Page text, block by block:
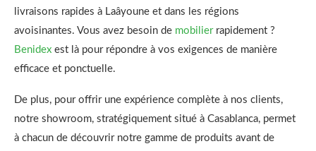
livraisons rapides à Laâyoune et dans les régions
avoisinantes. Vous avez besoin de mobilier rapidement ?
Benidex est là pour répondre à vos exigences de manière
efficace et ponctuelle.
De plus, pour offrir une expérience complète à nos clients,
notre showroom, stratégiquement situé à Casablanca, permet
à chacun de découvrir notre gamme de produits avant de